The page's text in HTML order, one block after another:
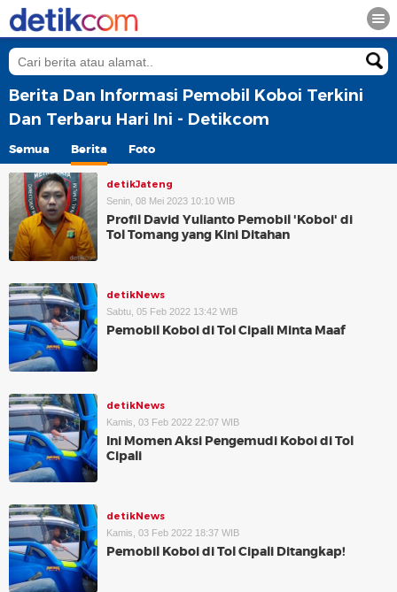
Berita Dan Informasi Pemobil Koboi Terkini
Dan Terbaru Hari Ini - Detikcom
Semua Berita Foto
detikJateng
Senin, 08 Mei 2023 10:10 WIB
Profil David Yulianto Pemobil 'Koboi' di
Tol Tomang yang Kini Ditahan
detikNews
Sabtu, 05 Feb 2022 13:42 WIB
Pemobil Koboi di Tol Cipali Minta Maaf
detikNews
Kamis, 03 Feb 2022 22:07 WIB
Ini Momen Aksi Pengemudi Koboi di Tol
Cipali
detikNews
Kamis, 03 Feb 2022 18:37 WIB
Pemobil Koboi di Tol Cipali Ditangkap!